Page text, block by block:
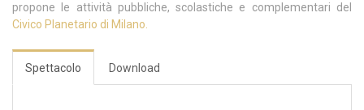
propone le attività pubbliche, scolastiche e complementari del
Civico Planetario di Milano.
Spettacolo Download